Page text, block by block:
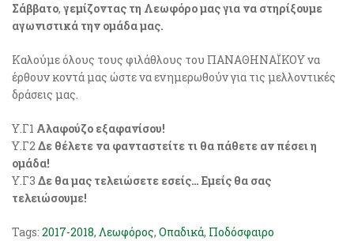
Σάββατο, γεμίζοντας τη Λεωφόρο μας για να στηρίξουμε
αγωνιστικά την ομάδα μας.
Καλούμε όλους τους φιλάθλους του ΠΑΝΑΘΗΝΑΪΚΟΥ να
έρθουν κοντά μας ώστε να ενημερωθούν για τις μελλοντικές
δράσεις μας.
Υ.Γ1 Αλαφούζο εξαφανίσου!
Υ.Γ2 Δε θέλετε να φανταστείτε τι θα πάθετε αν πέσει η
ομάδα!
Υ.Γ3 Δε θα μας τελειώσετε εσείς… Εμείς θα σας
τελειώσουμε!
Tags: 2017-2018, Λεωφόρος, Οπαδικά, Ποδόσφαιρο